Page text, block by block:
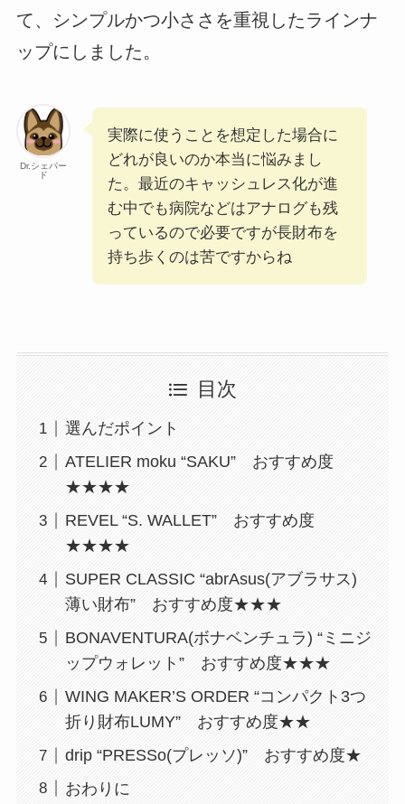
て、シンプルかつ小ささを重視したラインナ
ップにしました。
Dr.シェパー
ド
実際に使うことを想定した場合に
どれが良いのか本当に悩みまし
た。最近のキャッシュレス化が進
む中でも病院などはアナログも残
っているので必要ですが長財布を
持ち歩くのは苦ですからね
目次
選んだポイント
ATELIER moku “SAKU” おすすめ度
★★★★
REVEL “S. WALLET” おすすめ度
★★★★
SUPER CLASSIC “abrAsus(アブラサス)
薄い財布” おすすめ度★★★
BONAVENTURA(ボナベンチュラ) “ミニジ
ップウォレット” おすすめ度★★★
WING MAKER’S ORDER “コンパクト3つ
折り財布LUMY” おすすめ度★★
drip “PRESSo(プレッソ)” おすすめ度★
おわりに